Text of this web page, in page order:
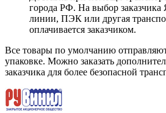
города РФ. На выбор
линии, ПЭК или другая
оплачивается заказчиком.
Все товары по умолчанию
упаковке. Можно заказать
заказчика для более безопасной